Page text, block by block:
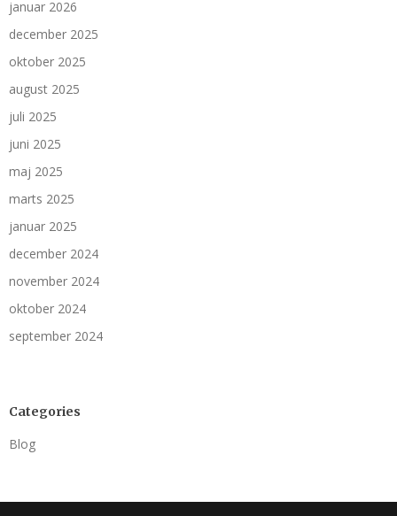
januar 2026
december 2025
oktober 2025
august 2025
juli 2025
juni 2025
maj 2025
marts 2025
januar 2025
december 2024
november 2024
oktober 2024
september 2024
Categories
Blog